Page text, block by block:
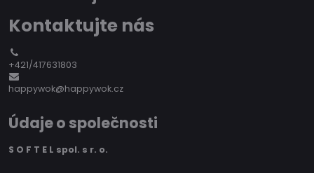
Kontaktujte nás
+421/417631803
happywok@happywok.cz
Údaje o společnosti
S O F T E L spol. s r. o.